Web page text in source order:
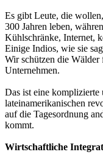
Es gibt Leute, die
300 Jahren leben,
Kühlschränke, Internet,
Einige Indios, wie sie
Wir schützen die
Unternehmen.
Das ist eine komplizierte
lateinamerikanischen
auf die Tagesordnung
kommt.
Wirtschaftliche